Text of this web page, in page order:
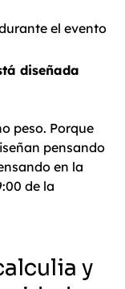
el evento
diseñada
peso. Porque
pensando
en la
de la
y